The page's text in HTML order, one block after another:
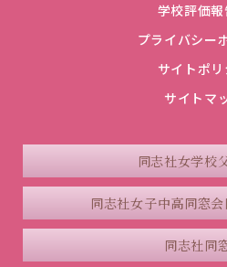
学校評価報
プライバシー
サイトポ
サイトマ
同志社女学校
同志社女子中高同窓会
同志社同